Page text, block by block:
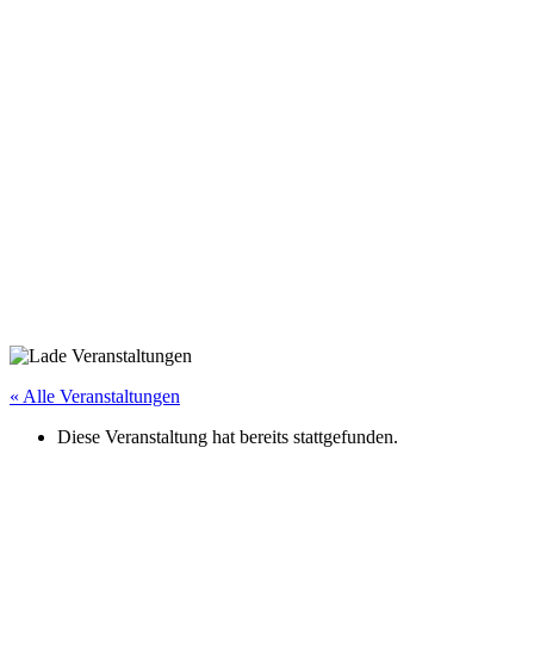
« Alle Veranstaltungen
Diese Veranstaltung hat bereits stattgefunden.